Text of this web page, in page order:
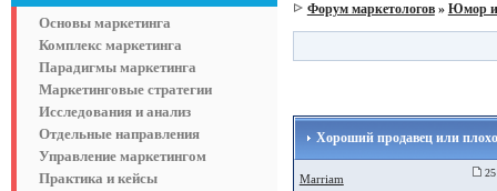
Основы маркетинга
Комплекс маркетинга
Парадигмы маркетинга
Маркетинговые стратегии
Исследования и анализ
Отдельные направления
Управление маркетингом
Практика и кейсы
Форум маркетологов» Юмор и
Хороший продавец или
Marriam 25